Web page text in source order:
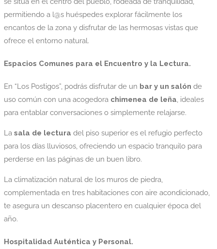
permitiendo a l@s huéspedes explorar fácilmente los
encantos de la zona y disfrutar de las hermosas vistas que
ofrece el entorno natural.
Espacios Comunes para el Encuentro y la Lectura.
En “Los Postigos”, podrás disfrutar de un bar y un salón de
uso común con una acogedora chimenea de leña, ideales
para entablar conversaciones o simplemente relajarse.
La sala de lectura del piso superior es el refugio perfecto
para los días lluviosos, ofreciendo un espacio tranquilo para
perderse en las páginas de un buen libro.
La climatización natural de los muros de piedra,
complementada en tres habitaciones con aire acondicionado,
te asegura un descanso placentero en cualquier época del
año.
Hospitalidad Auténtica y Personal.